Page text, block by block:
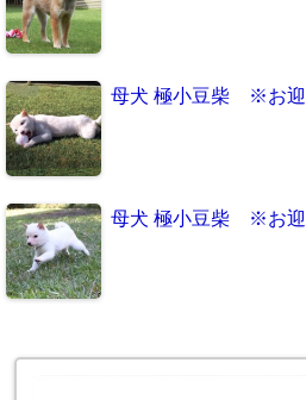
母犬 極小豆柴 ※お
母犬 極小豆柴 ※お